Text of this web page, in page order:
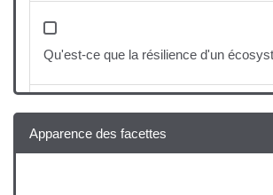
Qu'est-ce que la résilience d'un
L'adaptation au changement climatique
Apparence des facettes